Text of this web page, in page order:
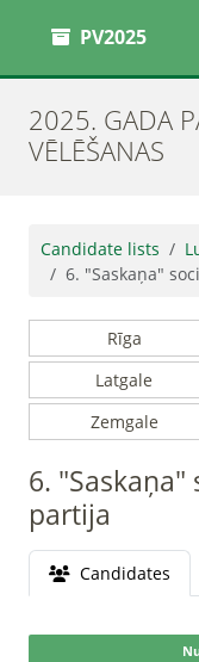
PV2025
2025. GADA
VĒLĒŠANAS
Candidate lists
6. "Saskaņa"
Rīga
Latgale
Zemgale
6.
partija
Candidates